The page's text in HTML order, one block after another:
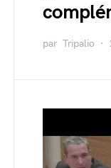
par Tripalio